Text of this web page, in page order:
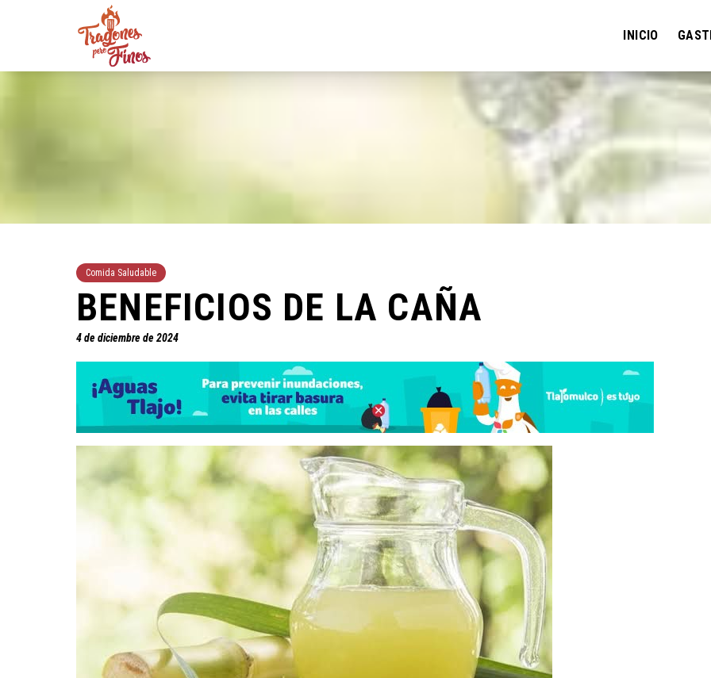
INICIO
Comida Saludable
BENEFICIOS DE LA CAÑA
4 de diciembre de 2024